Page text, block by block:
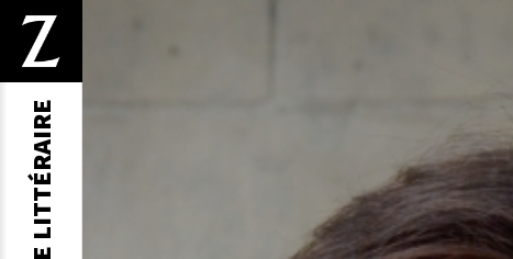
ZONE LITTÉRAIRE